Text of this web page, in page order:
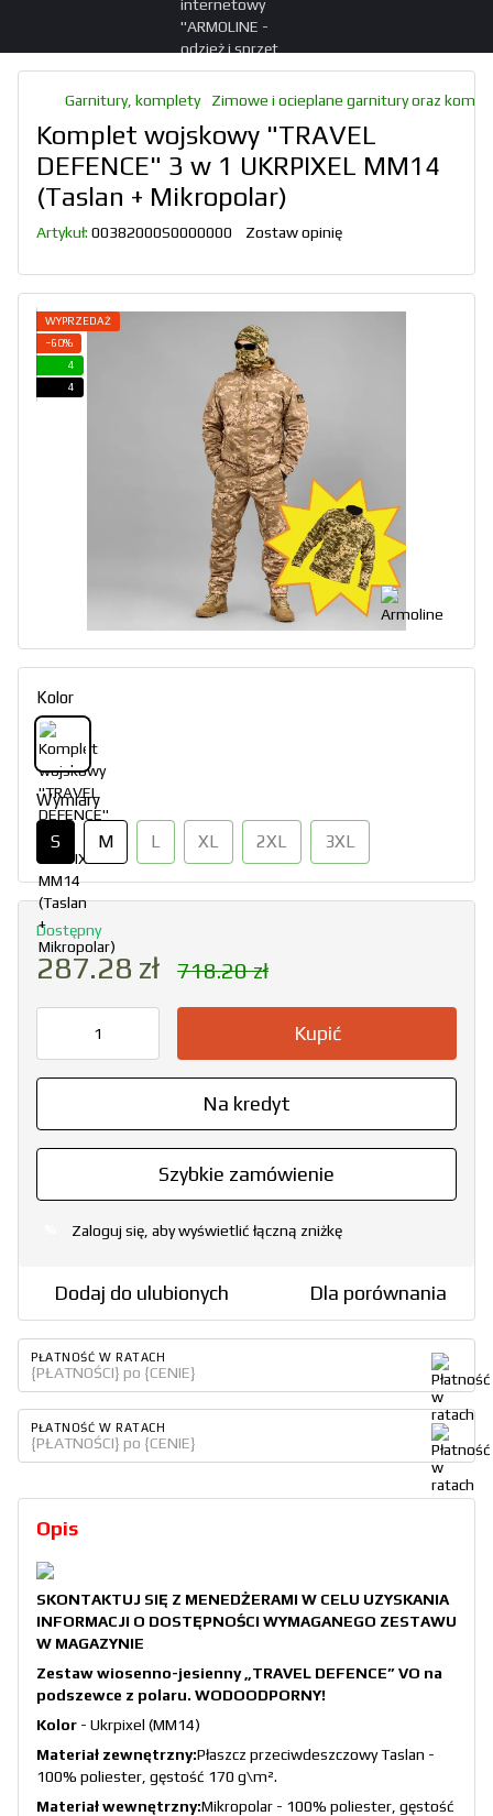
Garnitury, komplety Zimowe i ocieplane garnitury oraz
Komplet wojskowy "TRAVEL
DEFENCE" 3 w 1 UKRPIXEL MM14
(Taslan + Mikropolar)
Artykuł: 00382000S0000000 Zostaw opinię
WYPRZEDAŻ
−60%
4
4
Kolor
Wymiary
S M L XL 2XL 3XL
Dostępny
287.28 zł 718.20 zł
Kupić
Na kredyt
Szybkie zamówienie
Zaloguj się, aby wyświetlić łączną zniżkę
Dodaj do ulubionych Dla porównania
PŁATNOŚĆ W RATACH
{PŁATNOŚCI} po {CENIE}
PŁATNOŚĆ W RATACH
{PŁATNOŚCI} po {CENIE}
Opis
SKONTAKTUJ SIĘ Z MENEDŻERAMI W CELU UZYSKANIA
INFORMACJI O DOSTĘPNOŚCI WYMAGANEGO ZESTAWU
W MAGAZYNIE
Zestaw wiosenno-jesienny „TRAVEL DEFENCE” VO na
podszewce z polaru. WODOODPORNY!
Kolor - Ukrpixel (MM14)
Materiał zewnętrzny:Płaszcz przeciwdeszczowy Taslan -
100% poliester, gęstość 170 g\m².
Materiał wewnętrzny:Mikropolar - 100% poliester, gęstość